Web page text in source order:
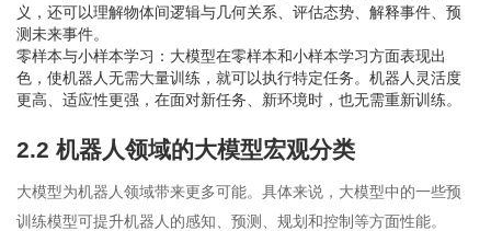
义，还可以理解物体间逻辑与几何关系、评估态势、解释事件、预
测未来事件。
零样本与小样本学习：大模型在零样本和小样本学习方面表现出
色，使机器人无需大量训练，就可以执行特定任务。机器人灵活度
更高、适应性更强，在面对新任务、新环境时，也无需重新训练。
2.2 机器人领域的大模型宏观分类
大模型为机器人领域带来更多可能。具体来说，大模型中的一些预
训练模型可提升机器人的感知、预测、规划和控制等方面性能。